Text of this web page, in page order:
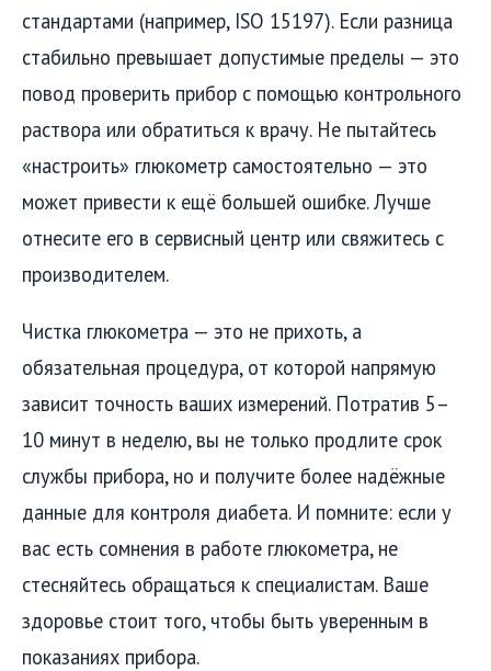
стандартами (например, ISO 15197). Если разница
стабильно превышает допустимые пределы — это
повод проверить прибор с помощью контрольного
раствора или обратиться к врачу. Не пытайтесь
«настроить» глюкометр самостоятельно — это
может привести к ещё большей ошибке. Лучше
отнесите его в сервисный центр или свяжитесь с
производителем.
Чистка глюкометра — это не прихоть, а
обязательная процедура, от которой напрямую
зависит точность ваших измерений. Потратив 5–
10 минут в неделю, вы не только продлите срок
службы прибора, но и получите более надёжные
данные для контроля диабета. И помните: если у
вас есть сомнения в работе глюкометра, не
стесняйтесь обращаться к специалистам. Ваше
здоровье стоит того, чтобы быть уверенным в
показаниях прибора.